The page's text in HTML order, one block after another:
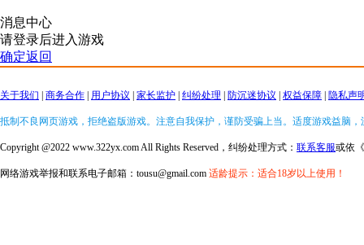
消息中心
请登录后进入游戏
确定返回
关于我们 商务合作 用户协议 家长监护 纠纷处理 防沉迷协议 权益保障 隐私声
抵制不良网页游戏，拒绝盗版游戏。注意自我保护，谨防受骗上当。适度游戏益脑
Copyright @2022 www.322yx.com All Rights Reserved，纠纷处理方式： 联系客服或依《
网络游戏举报和联系电子邮箱：tousu@gmail.com 适龄提示：适合18岁以上使用！